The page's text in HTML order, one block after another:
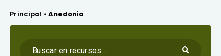
Principal » Anedonia